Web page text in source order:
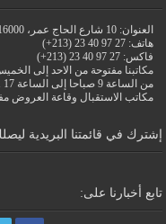
العنوان: 10 شارع الحاج عمر، 16000، الجزائر
هاتف: 27 97 40 23 (213+)
فاكس: 27 97 40 23 (213+)
مكاتبنا مفتوحة من الاحد إلى
من الساعة 9 صباحا إلى الساعة 17 .
مكاتب الاستقبال وقاعة العروض مفتوحة يوميا من 9
إشترك في قائمتنا البريدية
تابع أخبارنا على: